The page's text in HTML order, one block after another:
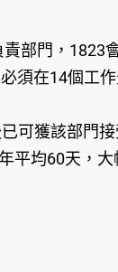
門，1823
須在14個工作
獲該部門
平均60天，